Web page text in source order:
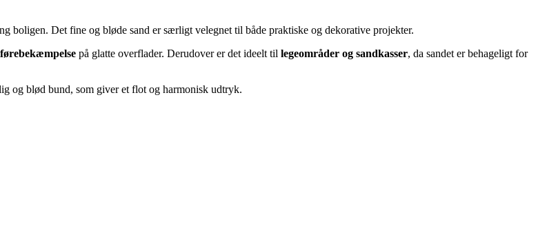
boligen. Det fine og bløde sand er særligt velegnet til både praktiske og dekorative projekter.
på glatte overflader. Derudover er det ideelt til legeområder og sandkasser, da sandet er behageligt for
og blød bund, som giver et flot og harmonisk udtryk.